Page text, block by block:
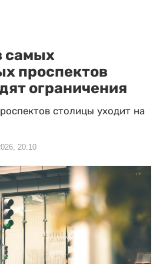
самых
проспектов
ограничения
столицы уходит на
20:10